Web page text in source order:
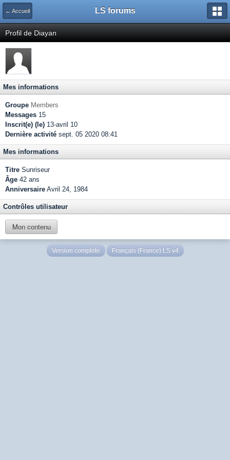
← Accueil LS forums
Profil de Diayan
Mes informations
Groupe Members
Messages 15
Inscrit(e) (le) 13-avril 10
Dernière activité sept. 05 2020 08:41
Mes informations
Titre Sunriseur
Âge 42 ans
Anniversaire Avril 24, 1984
Contrôles utilisateur
Mon contenu
Version complète Français (France) LS v4